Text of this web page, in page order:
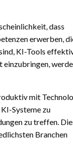
dass
erwerben,
KI-Tools
einzubringen,
mit
Systeme zu
zu treffen.
Branchen